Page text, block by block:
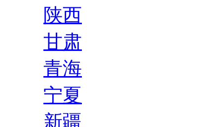
陕西
甘肃
青海
宁夏
新疆